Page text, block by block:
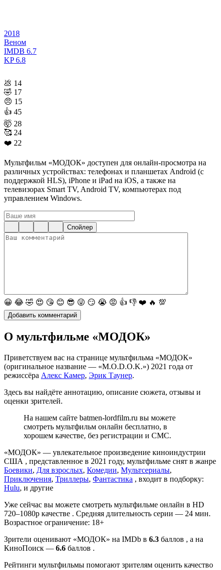
2018
Веном
IMDB 6.7
KP6.8
💩 14
🤣 17
😠 15
👍 45
🤯 28
🥰 24
❤️ 22
Мультфильм «МОДОК» доступен для онлайн-просмотра на
различных устройствах: телефонах и планшетах Android (с
поддержкой HLS), iPhone и iPad на iOS, а также на
телевизорах Smart TV, Android TV, компьютерах под
управлением Windows.
Спойлер
😀 😂 🤣 😍 😘 😊 😎 😜 😏 😭 😡 👍 👎 ❤️ 🔥 💯
О мультфильме «МОДОК»
Приветствуем вас на странице мультфильма «МОДОК»
(оригинальное название — «M.O.D.O.K.») 2021 года от
режиссёра Алекс Камер, Эрик Таунер.
Здесь вы найдёте аннотацию, описание сюжета, отзывы и
оценки зрителей.
На нашем сайте batmen-lordfilm.ru вы можете
смотреть мультфильм онлайн бесплатно, в
хорошем качестве, без регистрации и СМС.
«МОДОК» — увлекательное произведение киноиндустрии
США , представленное в 2021 году, мультфильме снят в жанре
Боевики, Для взрослых, Комедии, Мультсериалы,
Приключения, Триллеры, Фантастика , входит в подборку:
Hulu, и другие
Уже сейчас вы можете смотреть мультфильме онлайн в HD
720–1080p качестве . Средняя длительность серии — 24 мин.
Возрастное ограничение: 18+
Зрители оценивают «МОДОК» на IMDb в 6.3 баллов , а на
КиноПоиск — 6.6 баллов .
Рейтинги мультфильмы помогают зрителям оценить качество